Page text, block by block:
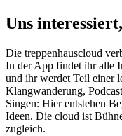
Uns
Die treppenhauscloud
In der App findet ihr alle
und ihr werdet Teil einer
Klangwanderung,
Singen: Hier entstehen
Ideen. Die cloud ist
zugleich.